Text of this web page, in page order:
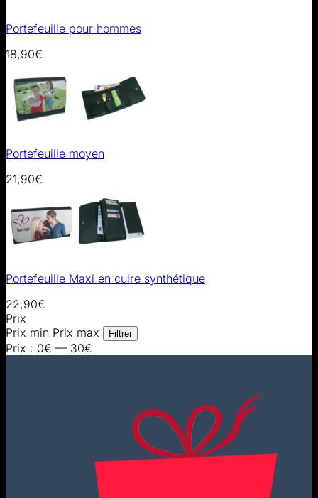
Portefeuille pour hommes
18,90€
Portefeuille moyen
21,90€
Portefeuille Maxi en cuire synthétique
22,90€
Prix
Prix min Prix max Filtrer
Prix : 0€ — 30€